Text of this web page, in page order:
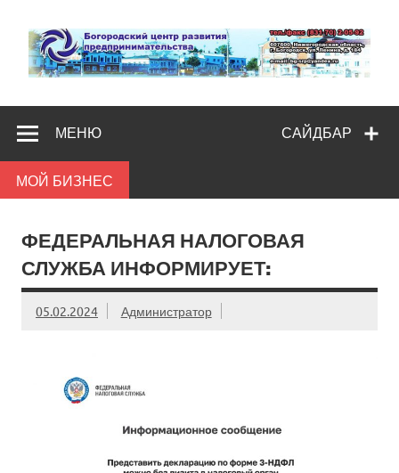
content
САЙДБАР
МЕНЮ
МОЙ БИЗНЕС
ФЕДЕРАЛЬНАЯ НАЛОГОВАЯ
СЛУЖБА ИНФОРМИРУЕТ:
05.02.2024 Администратор